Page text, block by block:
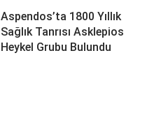
Aspendos’ta 1800 Yıllık
Sağlık Tanrısı Asklepios
Heykel Grubu Bulundu